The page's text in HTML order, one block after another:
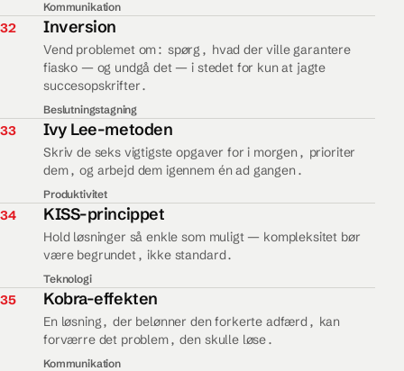
Kommunikation
32 32.
Inversion
Vend problemet om: spørg, hvad der ville garantere
fiasko — og undgå det — i stedet for kun at jagte
succesopskrifter.
Beslutningstagning
33 33.
Ivy Lee-metoden
Skriv de seks vigtigste opgaver for i morgen, prioriter
dem, og arbejd dem igennem én ad gangen.
Produktivitet
34 34.
KISS-princippet
Hold løsninger så enkle som muligt — kompleksitet bør
være begrundet, ikke standard.
Teknologi
35 35.
Kobra-effekten
En løsning, der belønner den forkerte adfærd, kan
forværre det problem, den skulle løse.
Kommunikation